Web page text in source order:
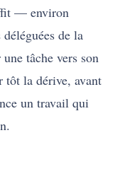
— environ
de la
tâche vers son
tôt la dérive, avant
un travail qui